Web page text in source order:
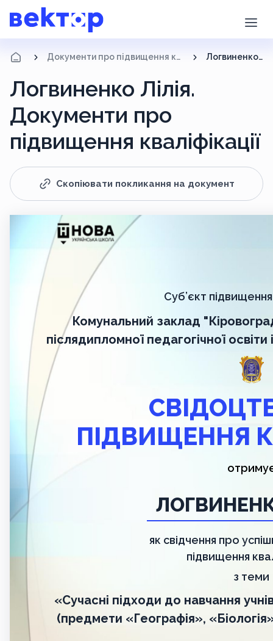
Документи про підвищення кваліфікації Логвиненко Лілія
Логвиненко Лілія.
Документи про
підвищення кваліфікації
Скопіювати покликання на документ
Суб’єкт підвищення
Комунальний заклад
післядипломної педагогічної
ПІДВИЩЕННЯ
як свідчення про
підвищення
з теми
«Сучасні підходи до навчання
(предмети «Географія»,